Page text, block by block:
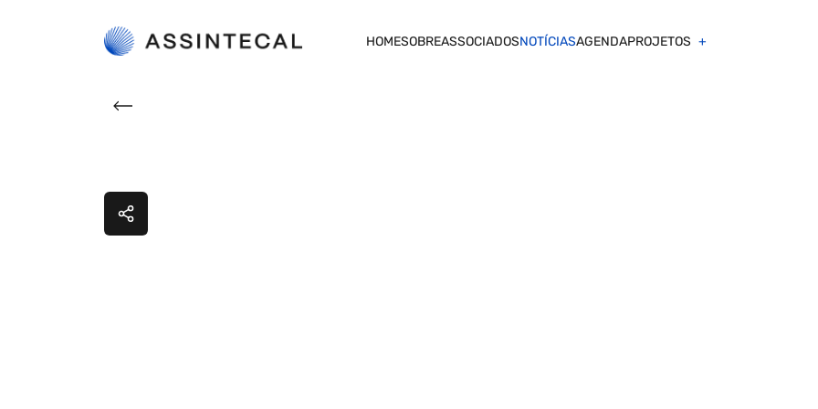
HOMESOBREASSOCIADOSNOTÍCIASAGENDAPROJETOS